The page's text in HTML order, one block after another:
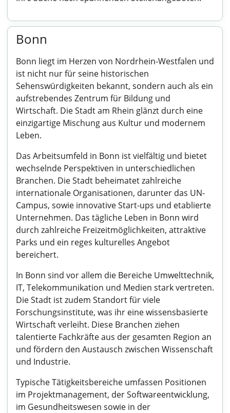
Bonn
Bonn liegt im Herzen von Nordrhein-Westfalen und
ist nicht nur für seine historischen
Sehenswürdigkeiten bekannt, sondern auch als ein
aufstrebendes Zentrum für Bildung und
Wirtschaft. Die Stadt am Rhein glänzt durch eine
einzigartige Mischung aus Kultur und modernem
Leben.
Das Arbeitsumfeld in Bonn ist vielfältig und bietet
wechselnde Perspektiven in unterschiedlichen
Branchen. Die Stadt beheimatet zahlreiche
internationale Organisationen, darunter das UN-
Campus, sowie innovative Start-ups und etablierte
Unternehmen. Das tägliche Leben in Bonn wird
durch zahlreiche Freizeitmöglichkeiten, attraktive
Parks und ein reges kulturelles Angebot
bereichert.
In Bonn sind vor allem die Bereiche Umwelttechnik,
IT, Telekommunikation und Medien stark vertreten.
Die Stadt ist zudem Standort für viele
Forschungsinstitute, was ihr eine wissensbasierte
Wirtschaft verleiht. Diese Branchen ziehen
talentierte Fachkräfte aus der gesamten Region an
und fördern den Austausch zwischen Wissenschaft
und Industrie.
Typische Tätigkeitsbereiche umfassen Positionen
im Projektmanagement, der Softwareentwicklung,
im Gesundheitswesen sowie in der